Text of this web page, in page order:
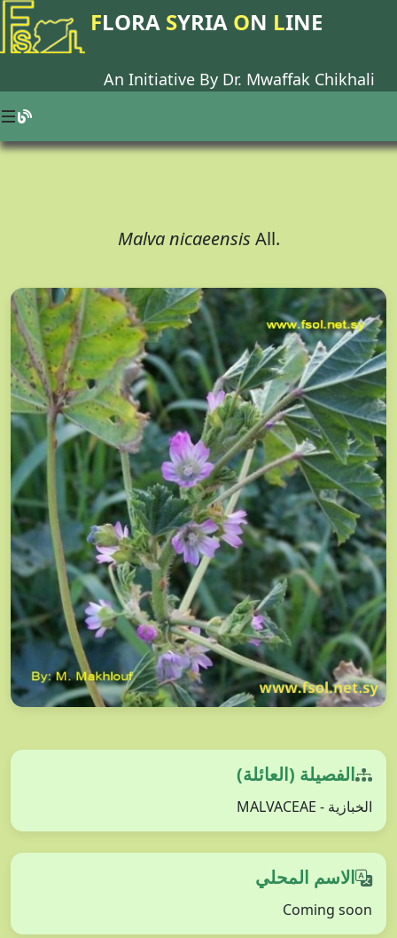
FLORA SYRIA ON LINE
An Initiative By Dr. Mwaffak Chikhali
Malva nicaeensis All.
الفصيلة (العائلة)
الخبازية - MALVACEAE
الاسم المحلي
Coming soon